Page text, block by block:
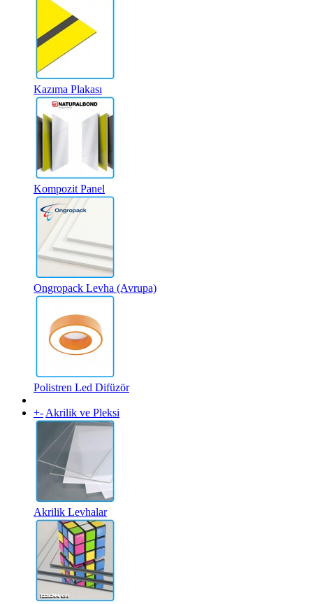
Kazıma Plakası
Kompozit Panel
Ongropack Levha (Avrupa)
Polistren Led Difüzör
+- Akrilik ve Pleksi
Akrilik Levhalar